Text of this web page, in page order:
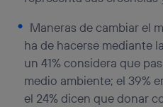
Maneras de cambiar el
ha de hacerse mediante
un 41% considera que
medio ambiente; el 39%
el 24% dicen que donar